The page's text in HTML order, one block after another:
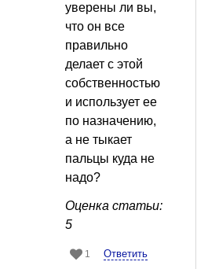
уверены ли вы,
что он все
правильно
делает с этой
собственностью
и использует ее
по назначению,
а не тыкает
пальцы куда не
надо?
Оценка статьи:
5
1 Ответить